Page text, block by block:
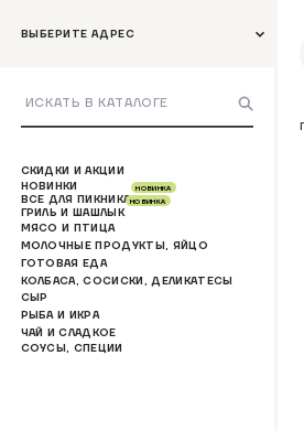
ВЫБЕРИТЕ АДРЕС
СКИДКИ И АКЦИИ
НОВИНКИ
ВСЕ ДЛЯ ПИКНИКА
НОВИНКА
ГРИЛЬ И ШАШЛЫК
НОВИНКА
МЯСО И ПТИЦА
МОЛОЧНЫЕ ПРОДУКТЫ, ЯЙЦО
ГОТОВАЯ ЕДА
КОЛБАСА, СОСИСКИ, ДЕЛИКАТЕСЫ
СЫР
РЫБА И ИКРА
ЧАЙ И СЛАДКОЕ
СОУСЫ, СПЕЦИИ